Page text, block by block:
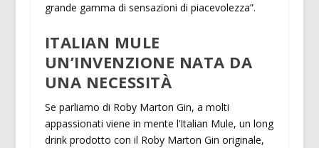
grande gamma di sensazioni di piacevolezza”.
ITALIAN MULE
UN’INVENZIONE NATA DA
UNA NECESSITÀ
Se parliamo di Roby Marton Gin, a molti
appassionati viene in mente l’Italian Mule, un long
drink prodotto con il Roby Marton Gin originale,